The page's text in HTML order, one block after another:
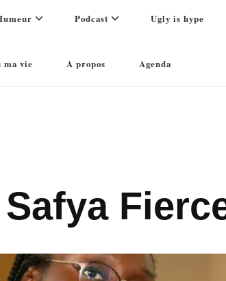
Podcast Ugly is hype
ma vie A propos Agenda